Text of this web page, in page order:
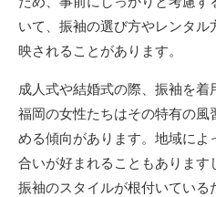
いて、振袖の選び方やレンタ
映されることがあります。
成人式や結婚式の際、振袖を着
福岡の女性たちはその特有の
める傾向があります。地域に
合いが好まれることもあります
振袖のスタイルが根付いている